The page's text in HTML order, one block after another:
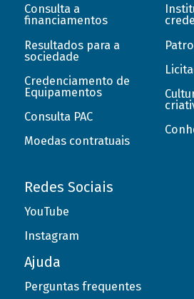
Consulta a
financiamentos
Resultados para a
sociedade
Credenciamento de
Equipamentos
Consulta PAC
Moedas contratuais
Redes Sociais
YouTube
Instagram
Ajuda
Perguntas frequentes